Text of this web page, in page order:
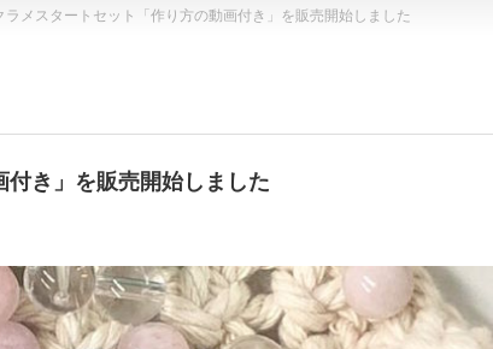
ラメスタートセット「作り方の動画付き」を販売開始しました
き」を販売開始しました